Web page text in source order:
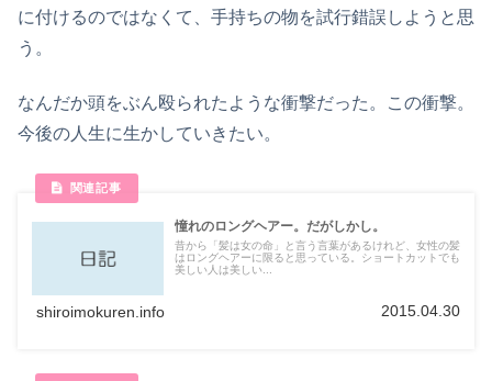
に付けるのではなくて、手持ちの物を試行錯誤しようと思
う。
なんだか頭をぶん殴られたような衝撃だった。この衝撃。
今後の人生に生かしていきたい。
憧れのロングヘアー。だがしかし。
昔から「髪は女の命」と言う言葉があるけれど、女性の髪
はロングヘアーに限ると思っている。ショートカットでも
美しい人は美しい...
shiroimokuren.info 2015.04.30